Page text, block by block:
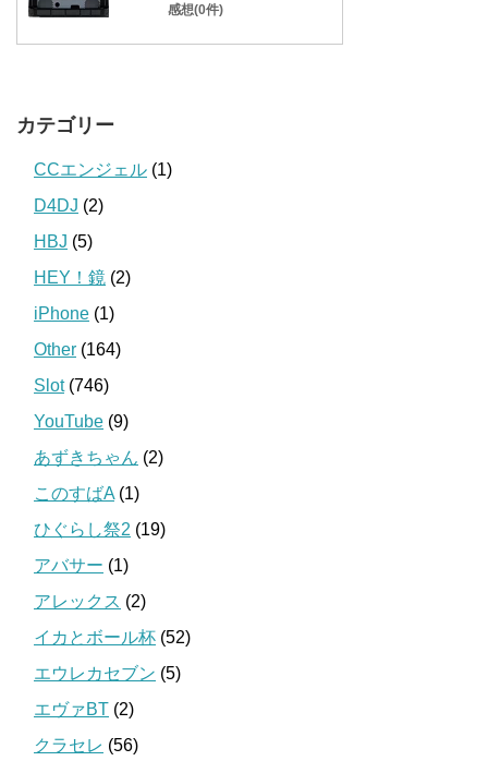
感想(0件)
カテゴリー
CCエンジェル (1)
D4DJ (2)
HBJ (5)
HEY！鏡 (2)
iPhone (1)
Other (164)
Slot(746)
YouTube (9)
あずきちゃん (2)
このすばA (1)
ひぐらし祭2 (19)
アバサー (1)
アレックス (2)
イカとボール杯 (52)
エウレカセブン (5)
エヴァBT (2)
クラセレ (56)